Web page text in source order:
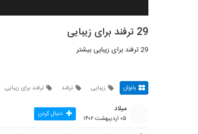
29 ترفند برای زیبایی
29 ترفند برای زیبایی بیشتر
بانوان زیبایی ترفند ترفند برای زیبایی
میلاد
۰۵ اردیبهشت ۱۴۰۲ دنبال کردن